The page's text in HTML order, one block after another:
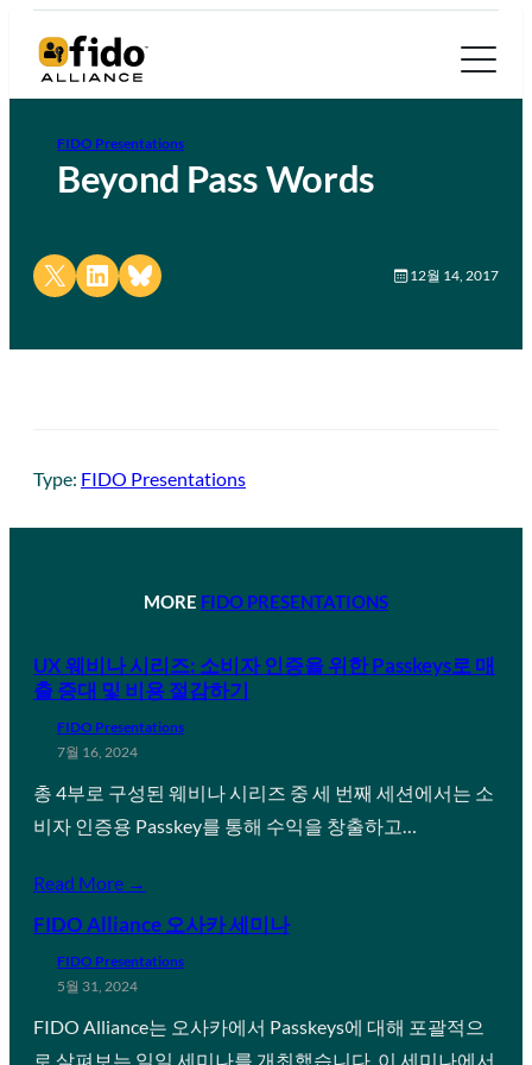
FIDO Presentations
Beyond Pass Words
Share on X Share on LinkedIn
Share on Bluesky 12월 14, 2017
Type: FIDO Presentations
MORE FIDO PRESENTATIONS
UX 웨비나 시리즈: 소비자 인증을 위한 Passkeys로 매
출 증대 및 비용 절감하기
FIDO Presentations
7월 16, 2024
총 4부로 구성된 웨비나 시리즈 중 세 번째 세션에서는 소
비자 인증용 Passkey를 통해 수익을 창출하고…
Read More →
FIDO Alliance 오사카 세미나
FIDO Presentations
5월 31, 2024
FIDO Alliance는 오사카에서 Passkeys에 대해 포괄적으
로 살펴보는 일일 세미나를 개최했습니다. 이 세미나에서